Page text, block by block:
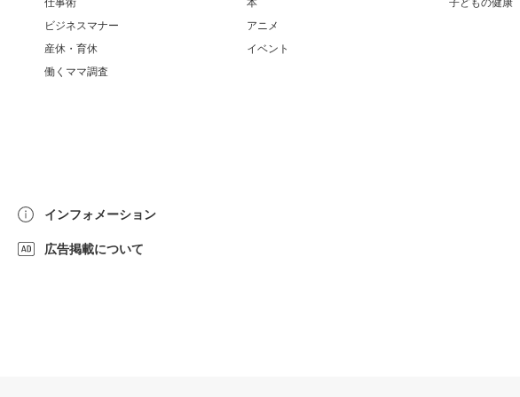
仕事術
ビジネスマナー
産休・育休
働くママ調査
本
アニメ
イベント
子どもの健康
インフォメーション
広告掲載について